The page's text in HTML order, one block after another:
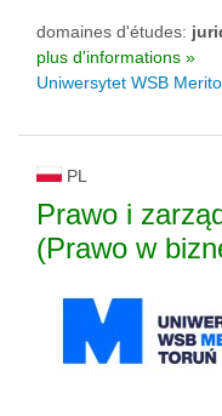
domaines d'études:
plus d'informations »
Uniwersytet WSB
PL
Prawo i
(Prawo w